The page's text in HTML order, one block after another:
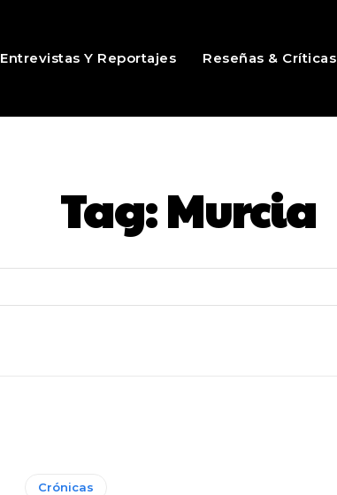
Entrevistas Y Reportajes Reseñas & Críticas
Tag:Murcia
Crónicas